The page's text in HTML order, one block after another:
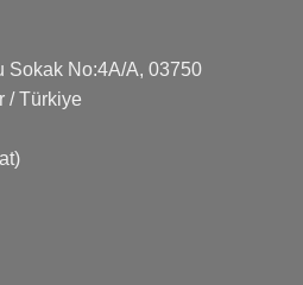
Sokak No:4A/A, 03750
/ Türkiye